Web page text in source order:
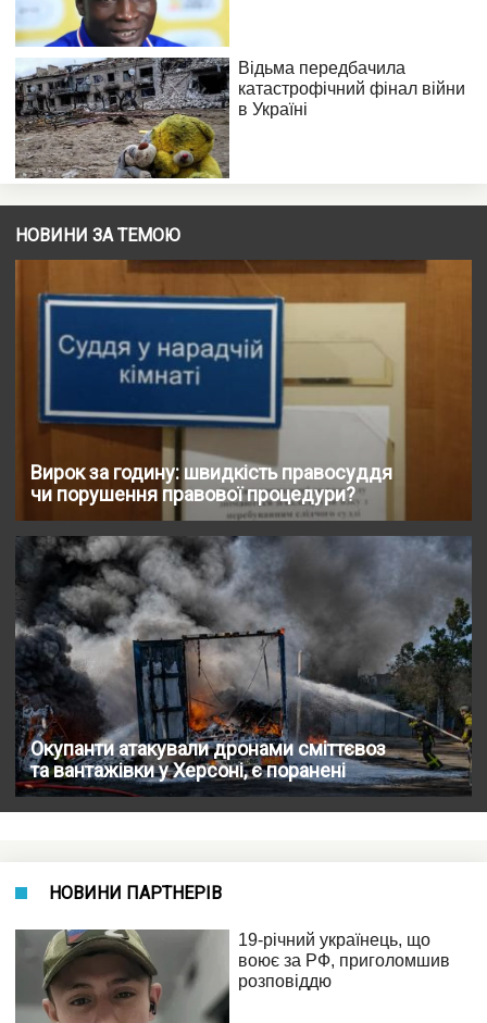
НОВИНИ ЗА ТЕМОЮ
Вирок за годину: швидкість правосуддя
чи порушення правової процедури?
Окупанти атакували дронами сміттєвоз
та вантажівки у Херсоні, є поранені
НОВИНИ ПАРТНЕРІВ